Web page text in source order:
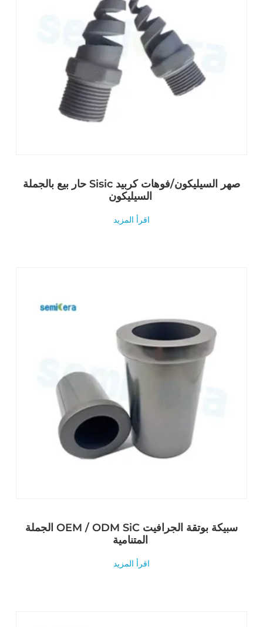
حار بيع بالجملة Sisic صهر السيليكون/فوهات كربيد
اقرأ المزيد
الجملة OEM / ODM SiC سبيكة بوتقة الجرافيت
اقرأ المزيد